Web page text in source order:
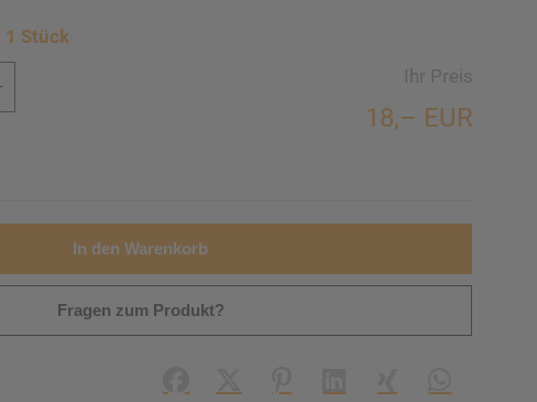
1 Stück
Ihr Preis
18,– EUR
In den Warenkorb
Fragen zum Produkt?
Facebook
X PinterestLinkedInXing WhatsApp